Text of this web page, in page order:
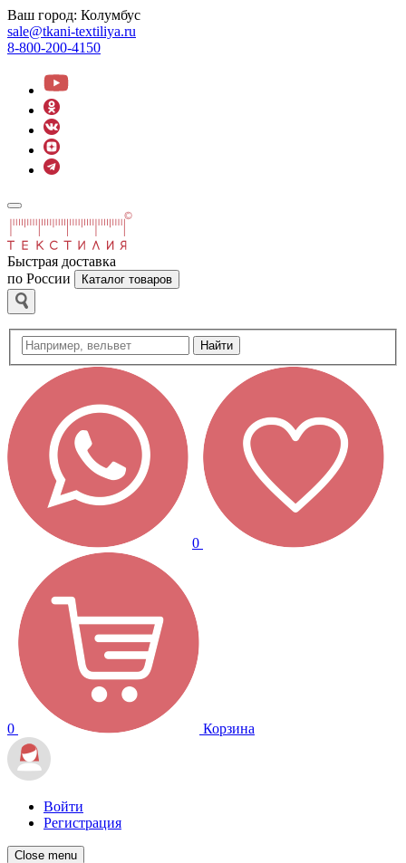
Ваш город: Колумбус
sale@tkani-textiliya.ru
8-800-200-4150
Быстрая доставка
по России
Каталог товаров
Найти
0
0 Корзина
Войти
Регистрация
Close menu